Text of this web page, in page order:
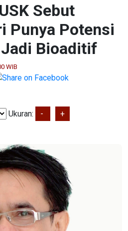
Sebut
Punya Potensi
Bioaditif
WIB
Ukuran: - +